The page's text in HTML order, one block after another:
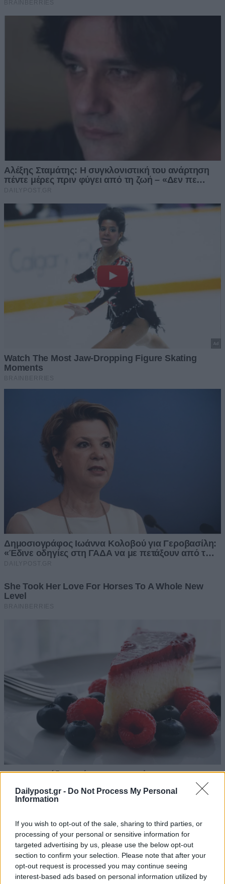
Dailypost.gr - Do Not Process My Personal
Information
If you wish to opt-out of the sale, sharing to third parties, or
processing of your personal or sensitive information for
targeted advertising by us, please use the below opt-out
section to confirm your selection. Please note that after your
opt-out request is processed you may continue seeing
interest-based ads based on personal information utilized by